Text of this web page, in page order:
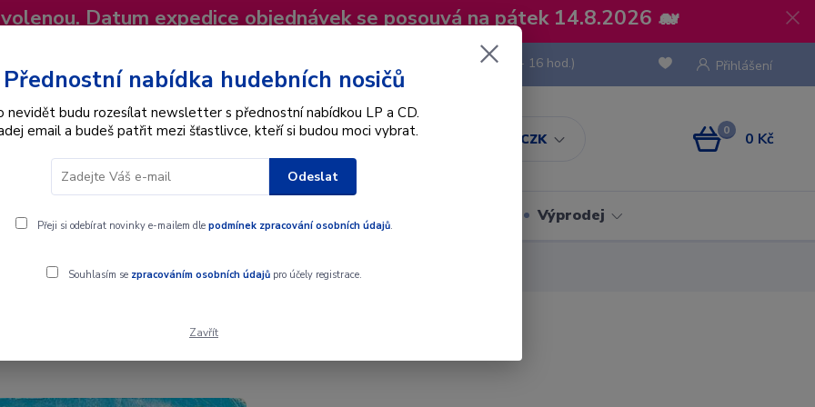
Datum expedice objednávek se posouvá na pátek 14.8.2026 🐋
CZK
Přihlášení
Hledat
(Po-Pá, 8 - 16 hod.)
0 0 Kč
Interpret Dárkové poukazy Výprodej
With You - LP / Vinyl
With You - LP / Vinyl
Přednostní nabídka hudebních nosičů
nevidět budu rozesílat newsletter s přednostní nabídkou LP a CD.
email a budeš patřit mezi šťastlivce, kteří si budou moci vybrat.
Odeslat
Přeji si odebírat novinky e-mailem dle podmínek zpracování osobních údajů.
Souhlasím se zpracováním osobních údajůpro účely registrace.
Zavřít